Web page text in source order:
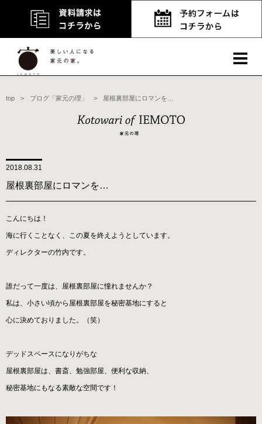
top > ブログ「家元の理」 > 屋根裏部屋にロマンを…
2018.08.31
屋根裏部屋にロマンを…
こんにちは！
海に行くことなく、この夏を終えようとしています。
ディレクターの竹内です。
誰だって一度は、屋根裏部屋に憧れませんか？
私は、小さい頃から屋根裏部屋を秘密基地にすると
心に決めておりました。（笑）
デッドスペースになりがちな
屋根裏部屋は、書斎、勉強部屋、便利な収納、
秘密基地にもなる素敵な空間です！